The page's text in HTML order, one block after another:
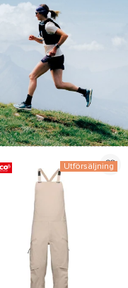
*Se villkor
Utförsäljning